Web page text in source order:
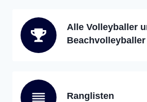
Alle Volleyballer
Ranglisten